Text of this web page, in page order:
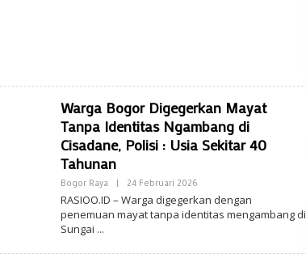
Warga Bogor Digegerkan Mayat
Tanpa Identitas Ngambang di
Cisadane, Polisi : Usia Sekitar 40
Tahunan
Bogor Raya | 24 Februari 2026Oleh
:
Taqi
‎RASIOO.ID – Warga digegerkan dengan
penemuan mayat tanpa identitas mengambang di
Sungai